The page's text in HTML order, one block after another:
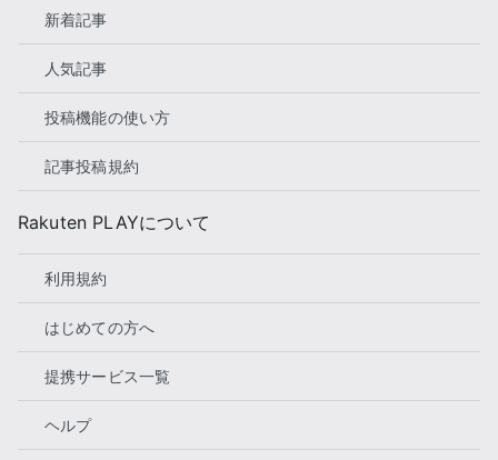
新着記事
人気記事
投稿機能の使い方
記事投稿規約
Rakuten PLAYについて
利用規約
はじめての方へ
提携サービス一覧
ヘルプ